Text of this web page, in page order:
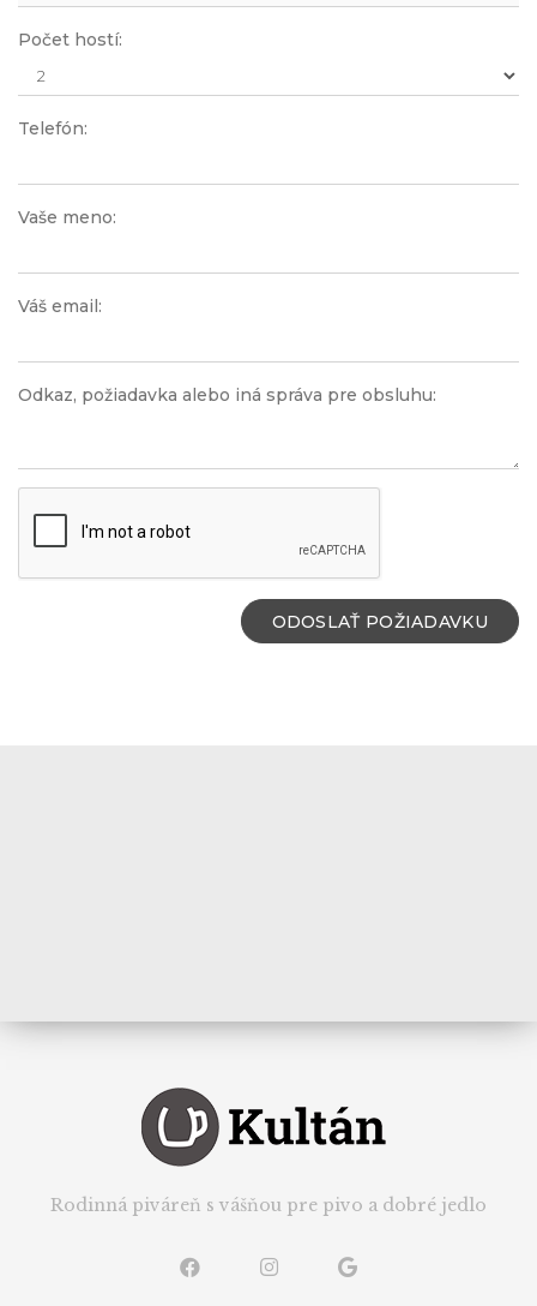
Počet hostí:
Telefón:
Vaše meno:
Váš email:
Odkaz, požiadavka alebo iná správa pre obsluhu:
ODOSLAŤ POŽIADAVKU
Rodinná piváreň s vášňou pre pivo a dobré jedlo